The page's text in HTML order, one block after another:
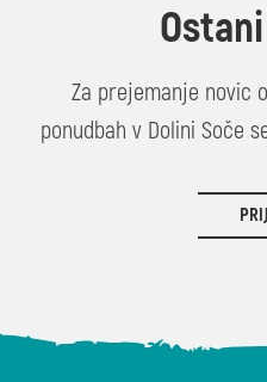
Za prejemanje novic
ponudbah v Dolini Soče